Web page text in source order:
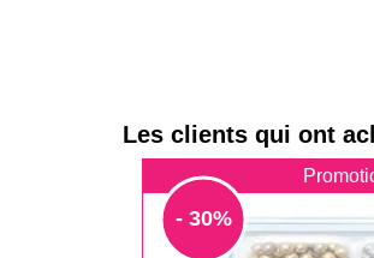
Les clients qui ont
- 30%